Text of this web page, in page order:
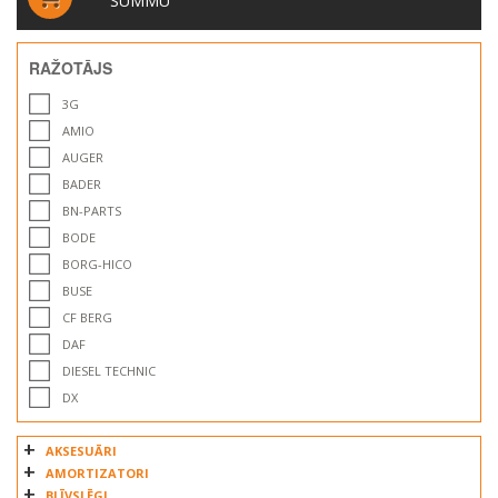
RAŽOTĀJS
3G
AMIO
AUGER
BADER
BN-PARTS
BODE
BORG-HICO
BUSE
CF BERG
DAF
DIESEL TECHNIC
DX
EBERSPACHER
ELFA
FABIO
AKSESUĀRI
AMORTIZATORI